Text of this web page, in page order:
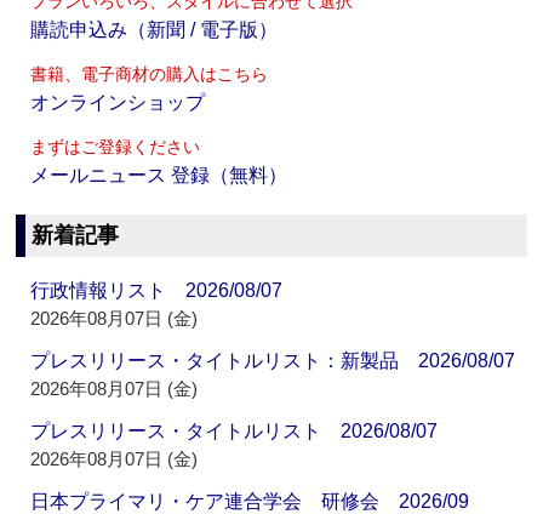
購読申込み（新聞 / 電子版）
書籍、電子商材の購入はこちら
オンラインショップ
まずはご登録ください
メールニュース 登録（無料）
新着記事
行政情報リスト 2026/08/07
2026年08月07日 (金)
プレスリリース・タイトルリスト：新製品 2026/08/07
2026年08月07日 (金)
プレスリリース・タイトルリスト 2026/08/07
2026年08月07日 (金)
日本プライマリ・ケア連合学会 研修会 2026/09